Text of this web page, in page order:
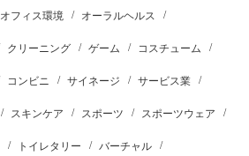
オフィス環境 オーラルヘルス
クリーニング ゲーム コスチューム
コンビニ サイネージ サービス業
スキンケア スポーツ スポーツウェア
トイレタリー バーチャル